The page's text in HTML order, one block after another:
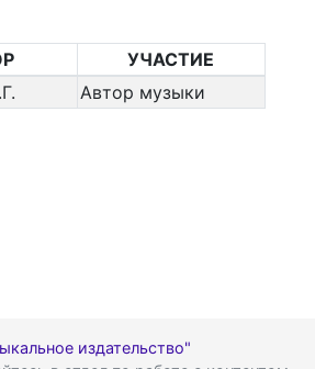
УЧАСТИЕ
Автор музыки
издательство"